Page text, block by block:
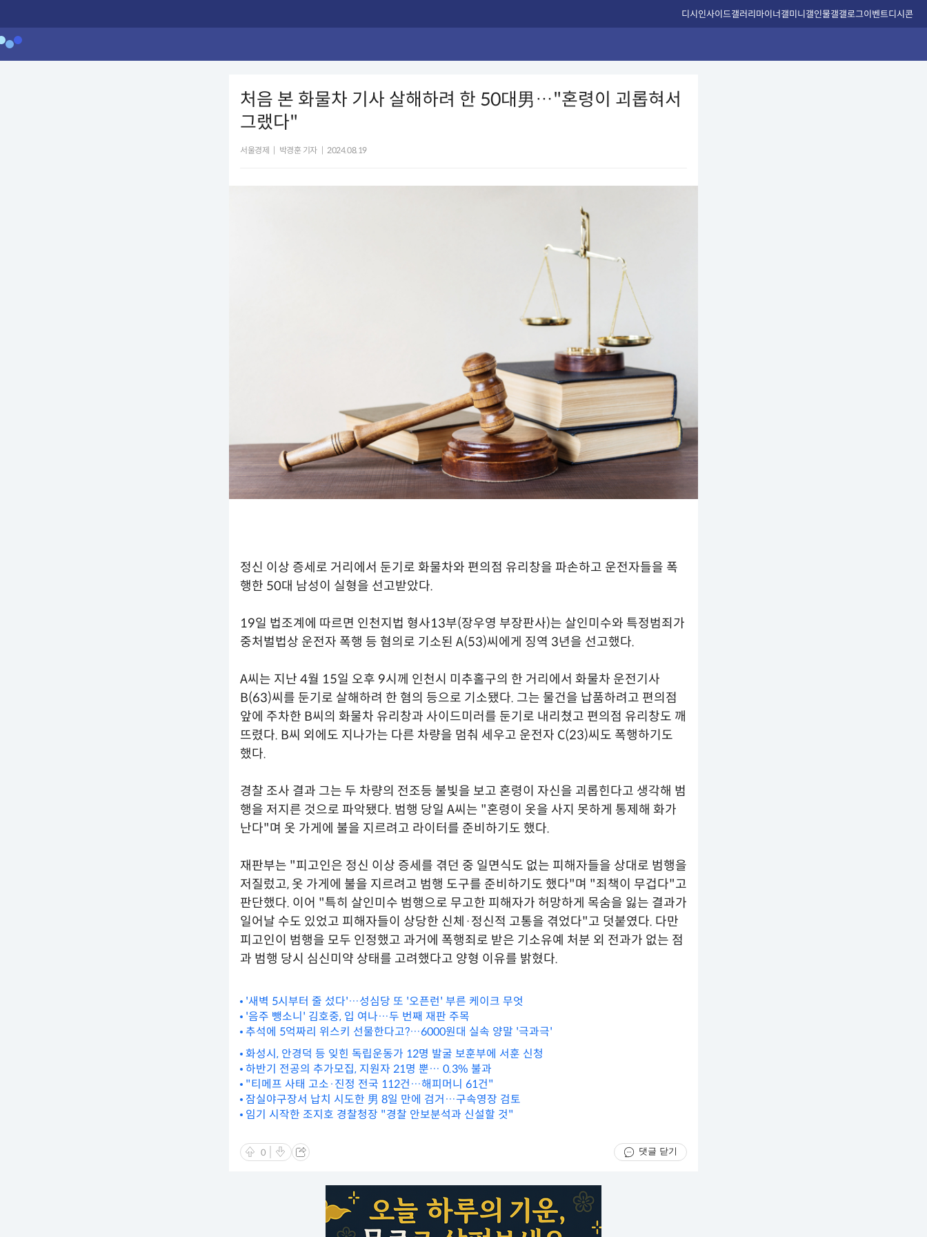
디시인사이드갤러리마이너갤미니갤인물갤갤로그이벤트디시콘
처음 본 화물차 기사 살해하려 한 50대男…"혼령이 괴롭혀서
그랬다"
서울경제 박경훈 기자 2024.08.19
정신 이상 증세로 거리에서 둔기로 화물차와 편의점 유리창을 파손하고 운전자들을 폭
행한 50대 남성이 실형을 선고받았다.
19일 법조계에 따르면 인천지법 형사13부(장우영 부장판사)는 살인미수와 특정범죄가
중처벌법상 운전자 폭행 등 혐의로 기소된 A(53)씨에게 징역 3년을 선고했다.
A씨는 지난 4월 15일 오후 9시께 인천시 미추홀구의 한 거리에서 화물차 운전기사
B(63)씨를 둔기로 살해하려 한 혐의 등으로 기소됐다. 그는 물건을 납품하려고 편의점
앞에 주차한 B씨의 화물차 유리창과 사이드미러를 둔기로 내리쳤고 편의점 유리창도 깨
뜨렸다. B씨 외에도 지나가는 다른 차량을 멈춰 세우고 운전자 C(23)씨도 폭행하기도
했다.
경찰 조사 결과 그는 두 차량의 전조등 불빛을 보고 혼령이 자신을 괴롭힌다고 생각해 범
행을 저지른 것으로 파악됐다. 범행 당일 A씨는 "혼령이 옷을 사지 못하게 통제해 화가
난다"며 옷 가게에 불을 지르려고 라이터를 준비하기도 했다.
재판부는 "피고인은 정신 이상 증세를 겪던 중 일면식도 없는 피해자들을 상대로 범행을
저질렀고, 옷 가게에 불을 지르려고 범행 도구를 준비하기도 했다"며 "죄책이 무겁다"고
판단했다. 이어 "특히 살인미수 범행으로 무고한 피해자가 허망하게 목숨을 잃는 결과가
일어날 수도 있었고 피해자들이 상당한 신체·정신적 고통을 겪었다"고 덧붙였다. 다만
피고인이 범행을 모두 인정했고 과거에 폭행죄로 받은 기소유예 처분 외 전과가 없는 점
과 범행 당시 심신미약 상태를 고려했다고 양형 이유를 밝혔다.
'새벽 5시부터 줄 섰다'…성심당 또 '오픈런' 부른 케이크 무엇
'음주 뺑소니' 김호중, 입 여나…두 번째 재판 주목
추석에 5억짜리 위스키 선물한다고?…6000원대 실속 양말 '극과극'
화성시, 안경덕 등 잊힌 독립운동가 12명 발굴 보훈부에 서훈 신청
하반기 전공의 추가모집, 지원자 21명 뿐… 0.3% 불과
"티메프 사태 고소·진정 전국 112건…해피머니 61건"
잠실야구장서 납치 시도한 男 8일 만에 검거…구속영장 검토
임기 시작한 조지호 경찰청장 "경찰 안보분석과 신설할 것"
0 댓글 닫기